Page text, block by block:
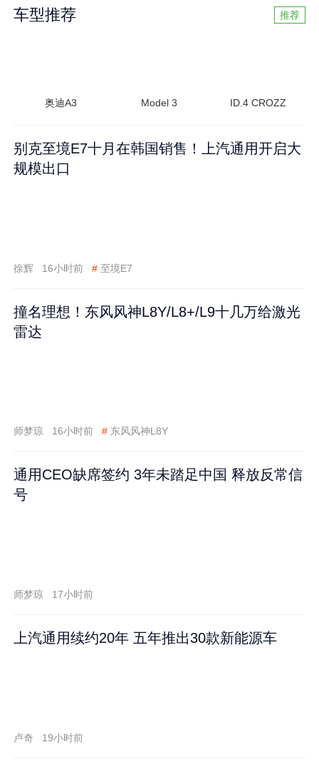
车型推荐 推荐
奥迪A3 Model 3 ID.4 CROZZ
别克至境E7十月在韩国销售！上汽通用开启大
规模出口
徐辉 16小时前 # 至境E7
撞名理想！东风风神L8Y/L8+/L9十几万给激光
雷达
师梦琼 16小时前 # 东风风神L8Y
通用CEO缺席签约 3年未踏足中国 释放反常信
号
师梦琼 17小时前
上汽通用续约20年 五年推出30款新能源车
卢奇 19小时前